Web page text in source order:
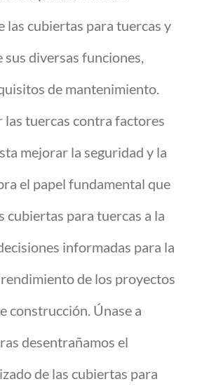
las cubiertas para tuercas y
sus diversas funciones,
de mantenimiento.
las tuercas contra factores
mejorar la seguridad y la
el papel fundamental que
cubiertas para tuercas a la
informadas para la
de los proyectos
construcción. Únase a
desentrañamos el
de las cubiertas para